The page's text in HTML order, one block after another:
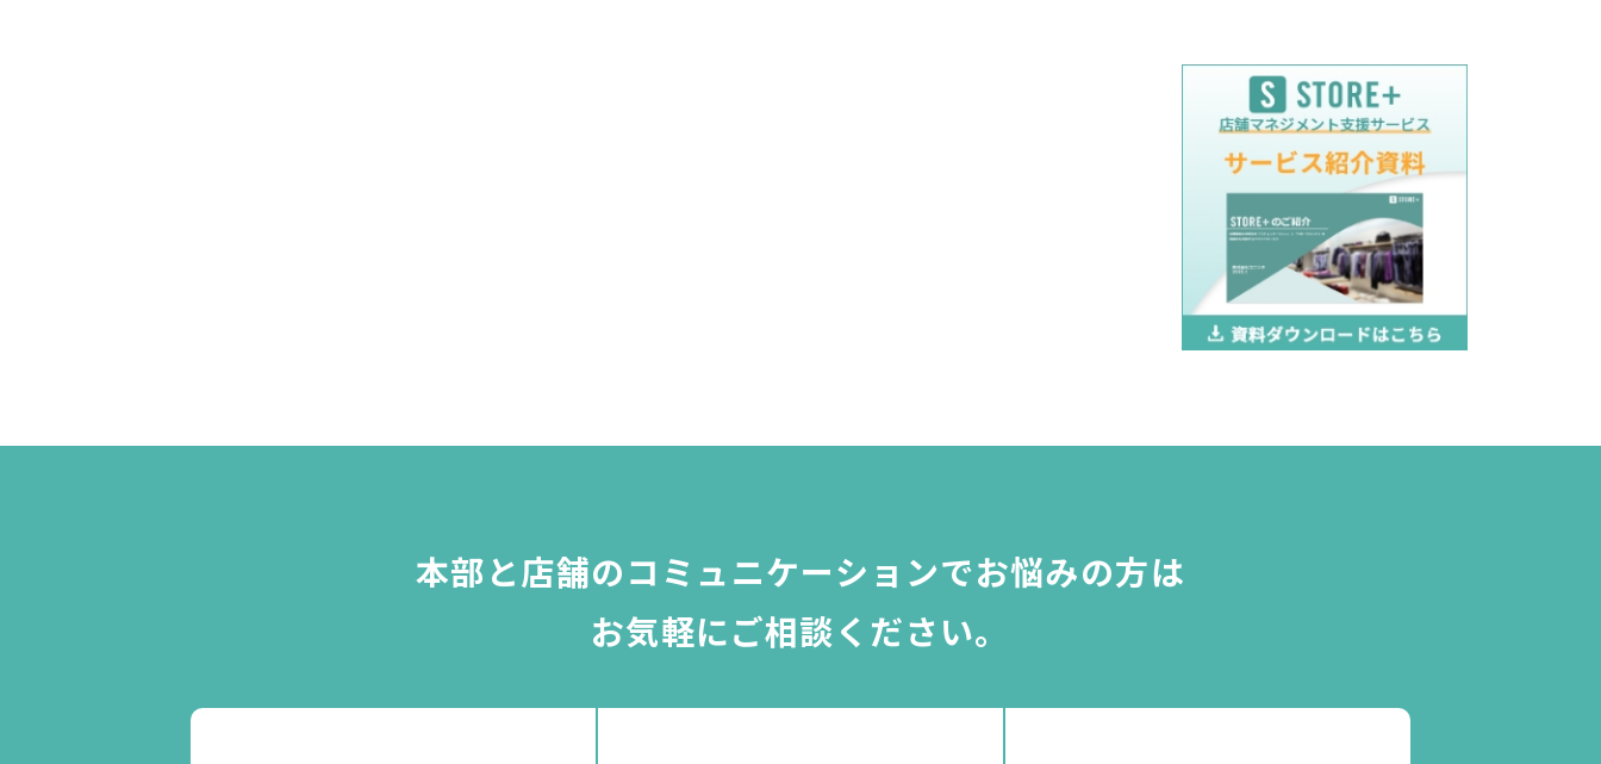
本部と店舗のコミュニケーションでお悩みの方は
お気軽にご相談ください。